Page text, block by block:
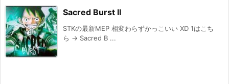
Sacred Burst II
STKの最新MEP 相変わらずかっこいい XD 1はこち
ら → Sacred B ...